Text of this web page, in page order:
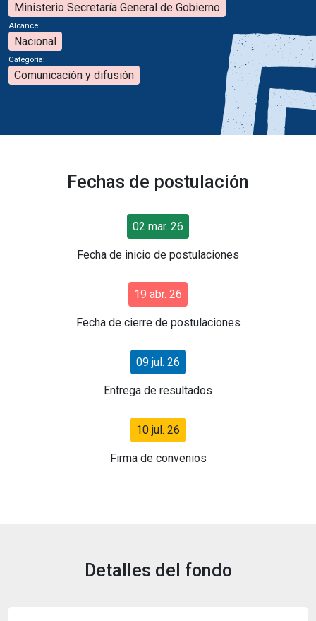
Ministerio Secretaría General de Gobierno
Alcance:
Nacional
Categoría:
Comunicación y difusión
Fechas de postulación
02 mar. 26
Fecha de inicio de postulaciones
19 abr. 26
Fecha de cierre de postulaciones
09 jul. 26
Entrega de resultados
10 jul. 26
Firma de convenios
Detalles del fondo